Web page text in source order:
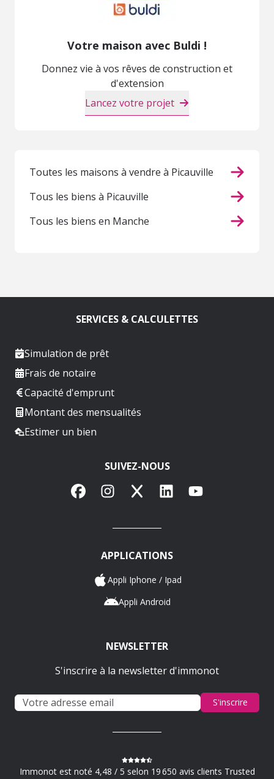
Votre maison avec Buldi !
Donnez vie à vos rêves de construction et
d'extension
Lancez votre projet
Toutes les maisons à vendre à Picauville
Tous les biens à Picauville
Tous les biens en Manche
SERVICES & CALCULETTES
Simulation de prêt
Frais de notaire
Capacité d'emprunt
Montant des mensualités
Estimer un bien
SUIVEZ-NOUS
FacebookInstagram
X LinkedInYouTube
APPLICATIONS
Appli Iphone / Ipad
Appli Android
NEWSLETTER
S'inscrire à la newsletter d'immonot
S'inscrire
Immonot est noté 4,48 / 5 selon 19 650 avis clients Trusted